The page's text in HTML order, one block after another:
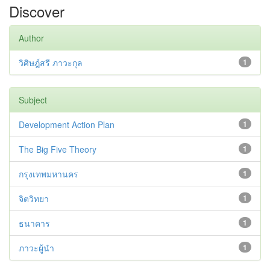
Discover
Author
1
วิศิษฎ์สรี ภาวะกุล
Subject
1
Development Action Plan
1
The Big Five Theory
1
กรุงเทพมหานคร
1
จิตวิทยา
1
ธนาคาร
1
ภาวะผู้นำ